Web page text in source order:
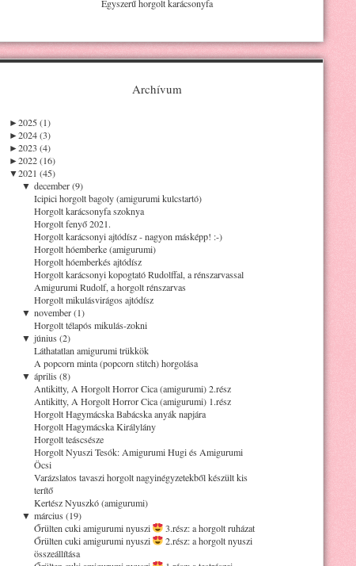
Egyszerű horgolt karácsonyfa
Archívum
►2025 (1)
►2024 (3)
►2023 (4)
►2022 (16)
▼2021 (45)
▼ december (9)
Icipici horgolt bagoly (amigurumi kulcstartó)
Horgolt karácsonyfa szoknya
Horgolt fenyő 2021.
Horgolt karácsonyi ajtódísz - nagyon másképp! :-)
Horgolt hóemberke (amigurumi)
Horgolt hóemberkés ajtódísz
Horgolt karácsonyi kopogtató Rudolffal, a rénszarvassal
Amigurumi Rudolf, a horgolt rénszarvas
Horgolt mikulásvirágos ajtódísz
▼ november (1)
Horgolt télapós mikulás-zokni
▼ június (2)
Láthatatlan amigurumi trükkök
A popcorn minta (popcorn stitch) horgolása
▼ április (8)
Antikitty, A Horgolt Horror Cica (amigurumi) 2.rész
Antikitty, A Horgolt Horror Cica (amigurumi) 1.rész
Horgolt Hagymácska Babácska anyák napjára
Horgolt Hagymácska Királylány
Horgolt teáscsésze
Horgolt Nyuszi Tesók: Amigurumi Hugi és Amigurumi
Öcsi
Varázslatos tavaszi horgolt nagyinégyzetekből készült kis
terítő
Kertész Nyuszkó (amigurumi)
▼ március (19)
Őrülten cuki amigurumi nyuszi
3.rész: a horgolt ruházat
Őrülten cuki amigurumi nyuszi
2.rész: a horgolt nyuszi
összeállítása